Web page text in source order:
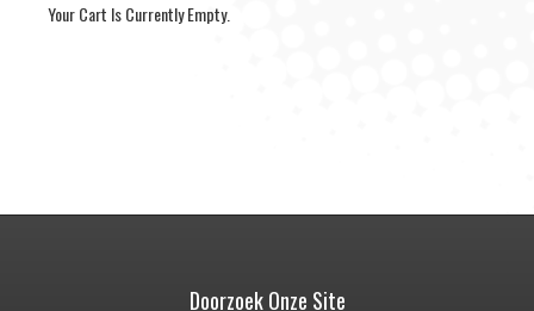
Your Cart Is Currently Empty.
Doorzoek Onze Site